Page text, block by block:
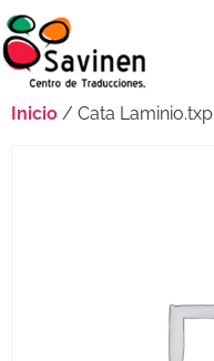
Inicio / Cata Laminio.txp